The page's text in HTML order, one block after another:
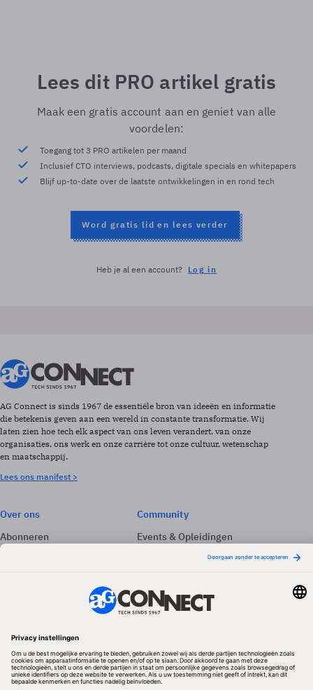
Lees dit PRO artikel gratis
Maak een gratis account aan en geniet van alle
voordelen:
Toegang tot 3 PRO artikelen per maand
Inclusief CTO interviews, podcasts, digitale specials en whitepapers
Blijf up-to-date over de laatste ontwikkelingen in en rond tech
Word gratis lid en lees verder
Heb je al een account? Log in
AG Connect is sinds 1967 de essentiële bron van ideeën en informatie
die betekenis geven aan een wereld in constante transformatie. Wij
laten zien hoe tech elk aspect van ons leven verandert, van onze
organisaties, ons werk en onze carrière tot onze cultuur, wetenschap
en maatschappij.
Lees ons manifest >
Over ons
Abonneren
Community
Events & Opleidingen
Volg ons